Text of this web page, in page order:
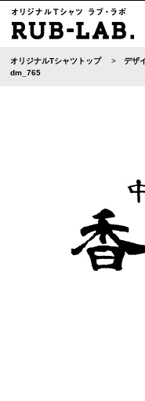
オリジナルTシャツトップ デザ
dm_765